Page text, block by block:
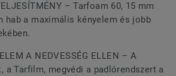
– Tarfoam 60, 15 mm
hab a maximális kényelem és jobb
A NEDVESSÉG ELLEN – A
a Tarfilm, megvédi a padlórendszert a